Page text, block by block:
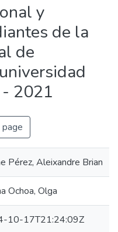
y
de la
de
2021
Pérez, Aleixandre Brian
Ochoa, Olga
10-17T21:24:09Z